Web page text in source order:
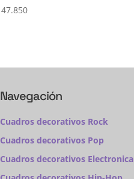
47.850
Navegación
Cuadros decorativos Rock
Cuadros decorativos Pop
Cuadros decorativos Electronica